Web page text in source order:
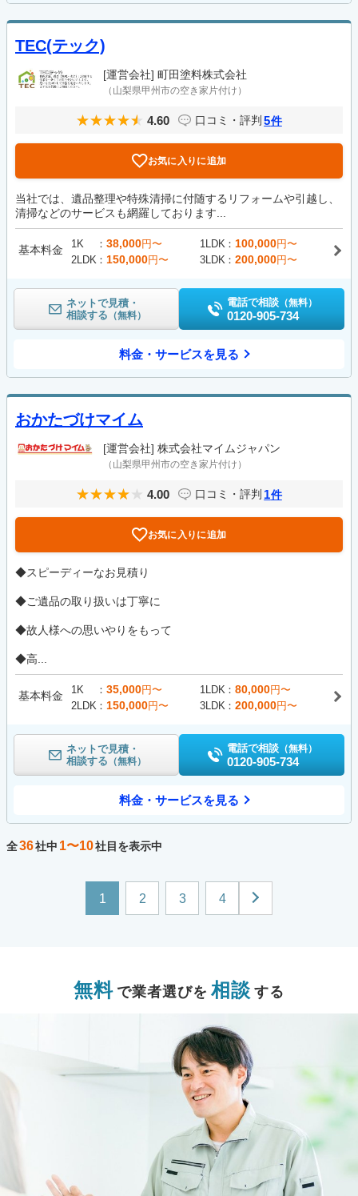
TEC(テック)
[運営会社] 町田塗料株式会社
（山梨県甲州市の空き家片付け）
4.60 口コミ・評判 5件
お気に入りに追加
当社では、遺品整理や特殊清掃に付随するリフォームや引越し、
清掃などのサービスも網羅しております...
基本料金 1K 38,000円〜 1LDK 100,000円〜
2LDK
150,000円〜 3LDK 200,000円〜
ネットで見積・
相談する （無料）
電話で相談 （無料）
0120-905-734
料金・サービスを見る
おかたづけマイム
[運営会社] 株式会社マイムジャパン
（山梨県甲州市の空き家片付け）
4.00 口コミ・評判 1件
お気に入りに追加
◆スピーディーなお見積り
◆ご遺品の取り扱いは丁寧に
◆故人様への思いやりをもって
◆高...
基本料金 1K 35,000円〜 1LDK 80,000円〜
2LDK
150,000円〜 3LDK 200,000円〜
ネットで見積・
相談する （無料）
電話で相談 （無料）
0120-905-734
料金・サービスを見る
全36社中 1〜10社目を表示中
1 2 3 4
無料 で業者選びを 相談 する